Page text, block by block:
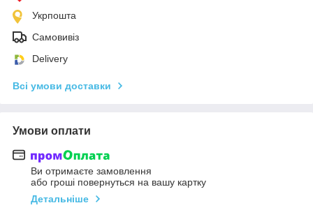
Укрпошта
Самовивіз
Delivery
Всі умови доставки
Умови оплати
Ви отримаєте замовлення
або гроші повернуться на вашу картку
Детальніше